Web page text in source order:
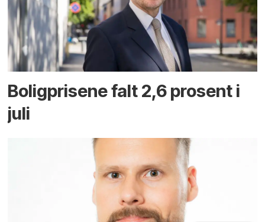
Boligprisene falt 2,6 prosent i
juli